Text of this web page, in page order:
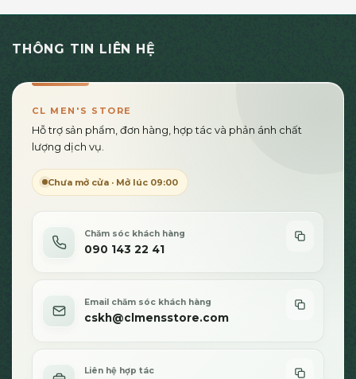
có
biến
Các
chọn
có
thể
được
chọn
sản
phẩm
THÔNG TIN LIÊN HỆ
CL MEN'S STORE
Hỗ trợ sản phẩm, đơn hàng, hợp tác và phản ánh chất
lượng dịch vụ.
Chưa mở cửa · Mở lúc 09:00
Chăm sóc khách hàng
090 143 22 41
Email chăm sóc khách hàng
cskh@clmensstore.com
Liên hệ hợp tác